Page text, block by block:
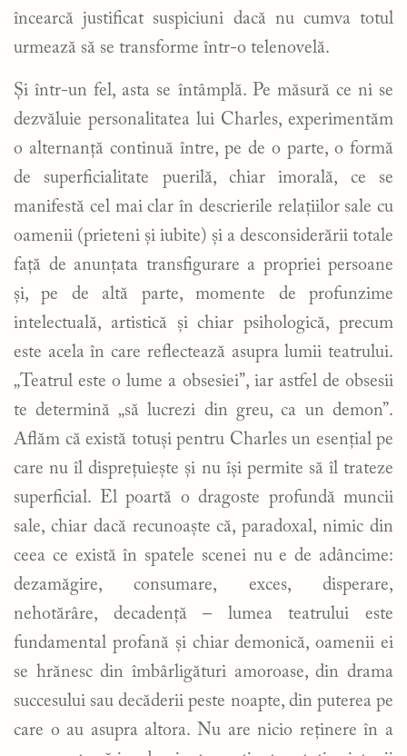
încearcă justificat suspiciuni dacă nu cumva totul
urmează să se transforme într-o telenovelă.
Și într-un fel, asta se întâmplă. Pe măsură ce ni se
dezvăluie personalitatea lui Charles, experimentăm
o alternanță continuă între, pe de o parte, o formă
de superficialitate puerilă, chiar imorală, ce se
manifestă cel mai clar în descrierile relațiilor sale cu
oamenii (prieteni și iubite) și a desconsiderării totale
față de anunțata transfigurare a propriei persoane
și, pe de altă parte, momente de profunzime
intelectuală, artistică și chiar psihologică, precum
este acela în care reflectează asupra lumii teatrului.
„Teatrul este o lume a obsesiei”, iar astfel de obsesii
te determină „să lucrezi din greu, ca un demon”.
Aflăm că există totuși pentru Charles un esențial pe
care nu îl disprețuiește și nu își permite să îl trateze
superficial. El poartă o dragoste profundă muncii
sale, chiar dacă recunoaște că, paradoxal, nimic din
ceea ce există în spatele scenei nu e de adâncime:
dezamăgire, consumare, exces, disperare,
nehotărâre, decadență – lumea teatrului este
fundamental profană și chiar demonică, oamenii ei
se hrănesc din îmbârligături amoroase, din drama
succesului sau decăderii peste noapte, din puterea pe
care o au asupra altora. Nu are nicio reținere în a